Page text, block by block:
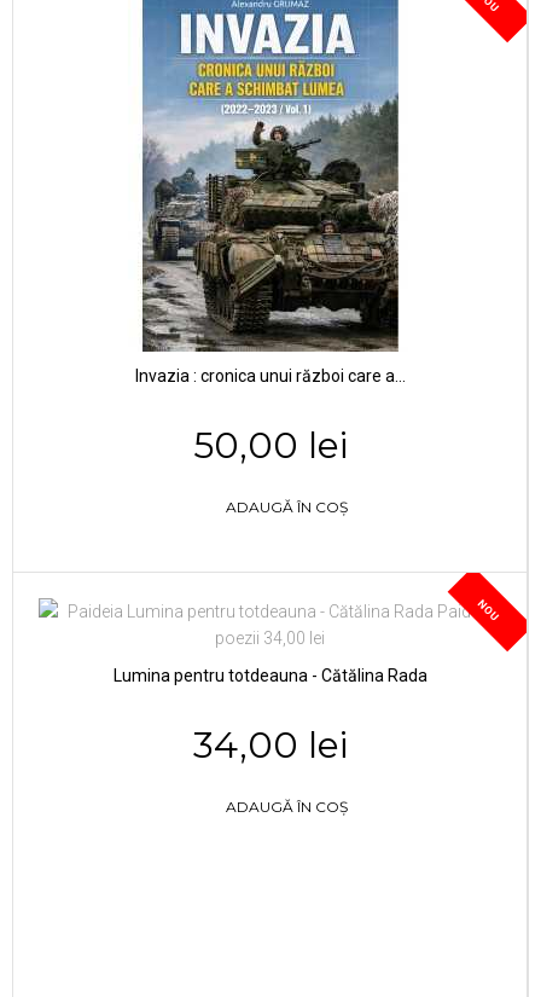
Invazia : cronica unui război care a...
50,00 lei
ADAUGĂ ÎN COȘ
NOU
Lumina pentru totdeauna - Cătălina Rada
34,00 lei
ADAUGĂ ÎN COȘ